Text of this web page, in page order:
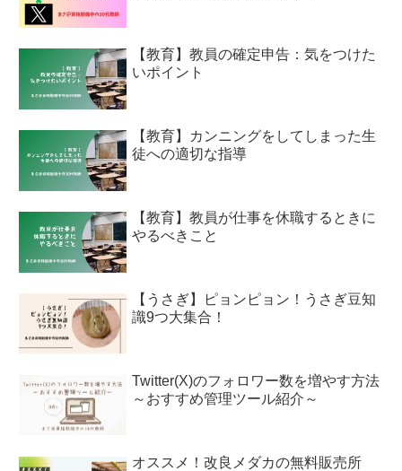
【教育】教員の確定申告：気をつけた
いポイント
【教育】カンニングをしてしまった生
徒への適切な指導
【教育】教員が仕事を休職するときに
やるべきこと
【うさぎ】ピョンピョン！うさぎ豆知
識9つ大集合！
Twitter(X)のフォロワー数を増やす方法
～おすすめ管理ツール紹介～
オススメ！改良メダカの無料販売所